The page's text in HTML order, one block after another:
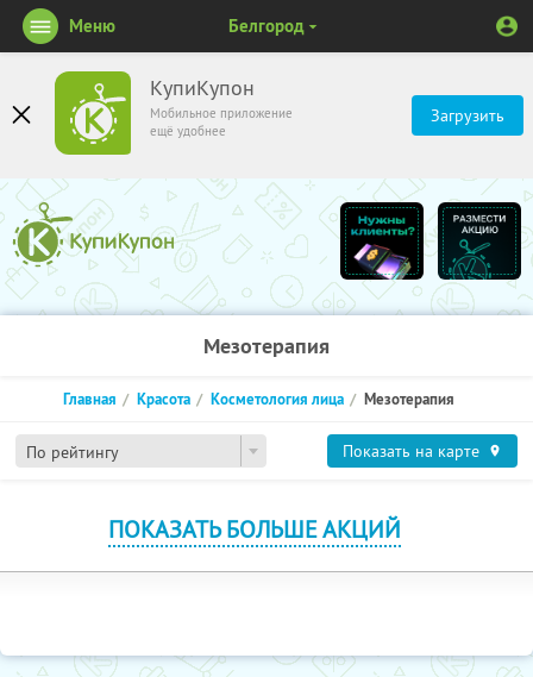
КупиКупон
Мобильное приложение
ещё удобнее
Загрузить
Меню Белгород
Мезотерапия
По рейтингу
Главная Красота Косметология лица Мезотерапия
Показать на карте
ПОКАЗАТЬ БОЛЬШЕ АКЦИЙ